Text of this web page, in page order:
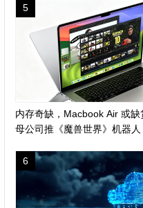
致产品延期发布
5
内存奇缺，Macbook Air 或缺
母公司推《魔兽世界》机器人
6